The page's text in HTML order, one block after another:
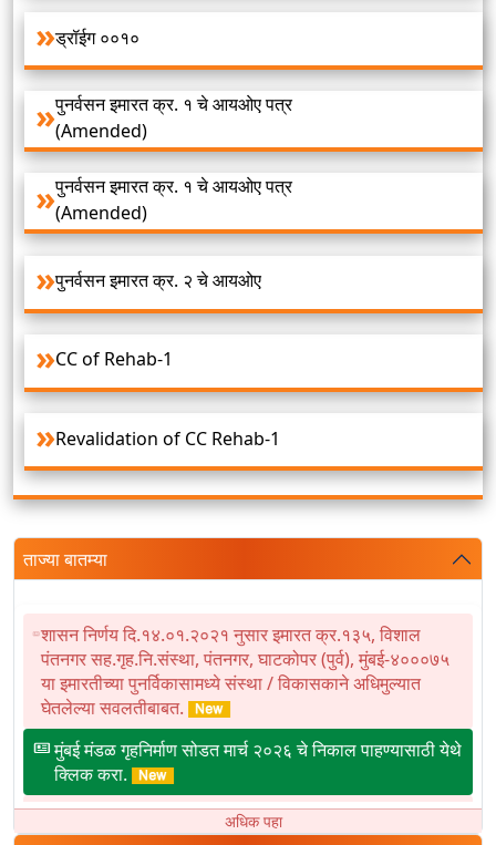
ड्रॉईग ००१०
पुनर्वसन इमारत क्र. १ चे आयओए पत्र
(Amended)
पुनर्वसन इमारत क्र. १ चे आयओए पत्र
(Amended)
पुनर्वसन इमारत क्र. २ चे आयओए
CC of Rehab-1
Revalidation of CC Rehab-1
ताज्या बातम्या
शासन निर्णय दि.१४.०१.२०२१ नुसार इमारत क्र.१३५, विशाल
पंतनगर सह.गृह.नि.संस्था, पंतनगर, घाटकोपर (पुर्व), मुंबई-४०००७५
या इमारतीच्या पुनर्विकासामध्ये संस्था / विकासकाने अधिमुल्यात
घेतलेल्या सवलतीबाबत.
मुंबई मंडळ गृहनिर्माण सोडत मार्च २०२६ चे निकाल पाहण्यासाठी येथे
क्लिक करा.
शासन निर्णय दि.१४.०१.२०२१ नुसार इमारत क्र.५३ व
एन.डी.आर.भूखंड क्र.१२, टिळक नगर सहजीवन सहकारी गृहनिर्माण
अधिक पहा